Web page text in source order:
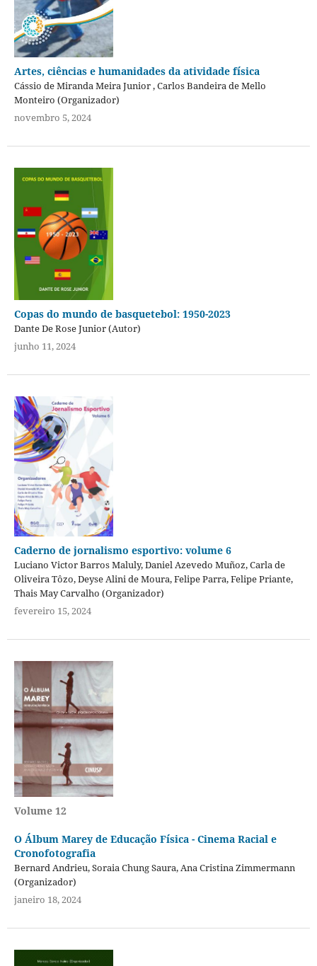
Artes, ciências e humanidades da atividade física
Cássio de Miranda Meira Junior , Carlos Bandeira de Mello
Monteiro (Organizador)
novembro 5, 2024
Copas do mundo de basquetebol: 1950-2023
Dante De Rose Junior (Autor)
junho 11, 2024
Caderno de jornalismo esportivo: volume 6
Luciano Victor Barros Maluly, Daniel Azevedo Muñoz, Carla de
Oliveira Tôzo, Deyse Alini de Moura, Felipe Parra, Felipe Priante,
Thais May Carvalho (Organizador)
fevereiro 15, 2024
Volume 12
O Álbum Marey de Educação Física - Cinema Racial e
Cronofotografia
Bernard Andrieu, Soraia Chung Saura, Ana Cristina Zimmermann
(Organizador)
janeiro 18, 2024